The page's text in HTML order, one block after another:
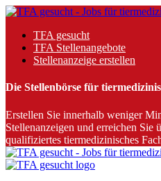
TFA gesucht
TFA Stellenangebote
Stellenanzeige erstellen
Die Stellenbörse für
Erstellen Sie innerhalb weniger
Stellenanzeigen und erreichen Sie
qualifiziertes tiermedizinisches